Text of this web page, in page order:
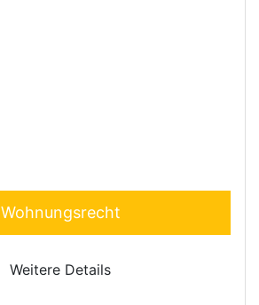
Wohnungsrecht
Weitere Details